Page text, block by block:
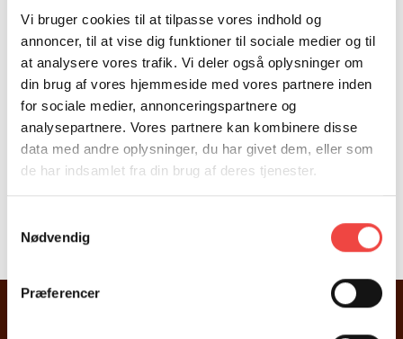
Vi bruger cookies til at tilpasse vores indhold og
annoncer, til at vise dig funktioner til sociale medier og til
at analysere vores trafik. Vi deler også oplysninger om
din brug af vores hjemmeside med vores partnere inden
for sociale medier, annonceringspartnere og
analysepartnere. Vores partnere kan kombinere disse
data med andre oplysninger, du har givet dem, eller som
de har indsamlet fra din brug af deres tjenester.
Nødvendig
Præferencer
Tlf.: 45 80 25 05
mail@soelleroed-kro.dk
Att.: Restaurantchef Tórur Restorff
Se vores hjemmeside og få et indblik i kroens omgivelser,
anmeldelser, menukort, vinkort etc.
www.soelleroed-kro.dk
Ansøgningsfrist: Løbende
SØG STILLINGEN